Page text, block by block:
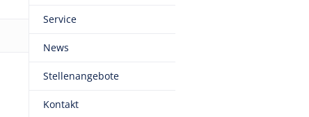
Service
News
Stellenangebote
Kontakt